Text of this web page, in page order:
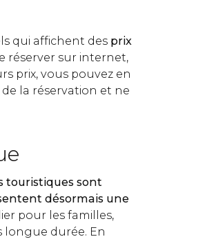
qui affichent des prix
réserver sur internet,
prix, vous pouvez en
la réservation et ne
touristiques sont
désormais une
pour les familles,
longue durée. En